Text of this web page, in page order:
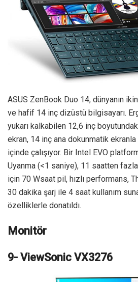
ASUS ZenBook Duo 14, dünyanın
ve hafif 14 inç dizüstü bilgisayarı.
yukarı kalkabilen 12,6 inç
ekran, 14 inç ana dokunmatik
içinde çalışıyor. Bir Intel EVO
Uyanma (<1 saniye), 11 saatten
için 70 Wsaat pil, hızlı performans,
30 dakika şarj ile 4 saat kullanım
özelliklerle donatıldı.
Monitör
9- ViewSonic VX3276